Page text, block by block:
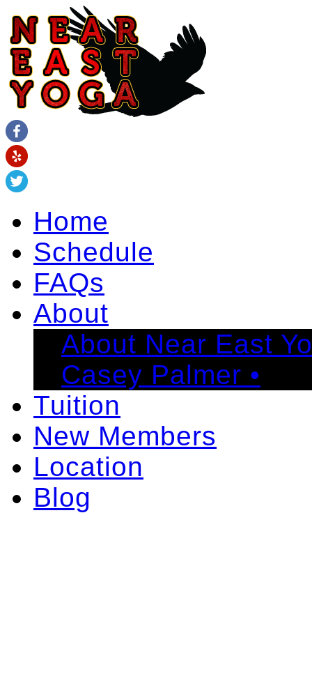
Home
Schedule
FAQs
About
About Near East
Casey Palmer •
Tuition
New Members
Location
Blog